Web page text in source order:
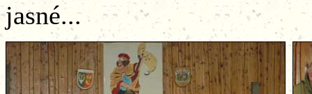
jasné...